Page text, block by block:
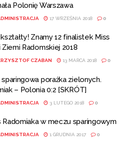
Polonię Warszawa
17 WRZEŚNIA 2018 0
Znamy 12 finalistek Miss
Ziemi Radomskiej 2018
CZABAN 13 MARCA 2018 0
sparingowa porażka zielonych.
– Polonia 0:2 [SKRÓT]
3 LUTEGO 2018 0
Radomiaka w meczu sparingowym
1 GRUDNIA 2017 0